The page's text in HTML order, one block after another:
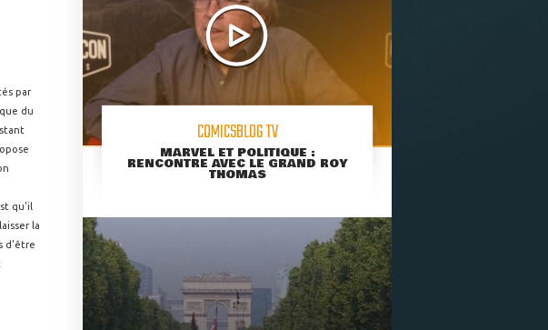
par
du
qu'il
la
d'être
COMICSBLOG TV
MARVEL ET POLITIQUE :
RENCONTRE AVEC LE GRAND ROY
THOMAS